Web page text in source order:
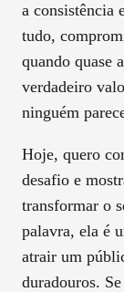
a consistência
tudo,
quando quase
verdadeiro
ninguém
Hoje, quero
desafio e
transformar o
palavra, ela é
atrair um
duradouros.